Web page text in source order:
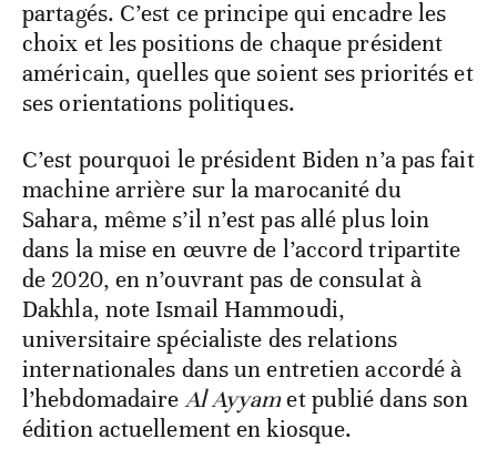
partagés. C’est ce principe qui encadre les
choix et les positions de chaque président
américain, quelles que soient ses priorités et
ses orientations politiques.
C’est pourquoi le président Biden n’a pas fait
machine arrière sur la marocanité du
Sahara, même s’il n’est pas allé plus loin
dans la mise en œuvre de l’accord tripartite
de 2020, en n’ouvrant pas de consulat à
Dakhla, note Ismail Hammoudi,
universitaire spécialiste des relations
internationales dans un entretien accordé à
l’hebdomadaireAl Ayyamet publié dans son
édition actuellement en kiosque.